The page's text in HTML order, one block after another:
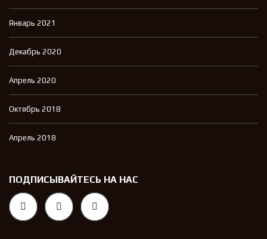
Январь 2021
Декабрь 2020
Апрель 2020
Октябрь 2018
Апрель 2018
ПОДПИСЫВАЙТЕСЬ НА НАС